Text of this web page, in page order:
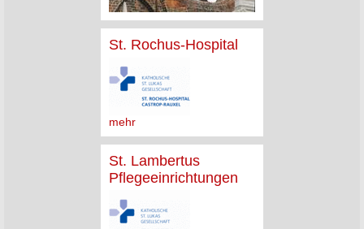
St. Rochus-Hospital
mehr
St. Lambertus
Pflegeeinrichtungen